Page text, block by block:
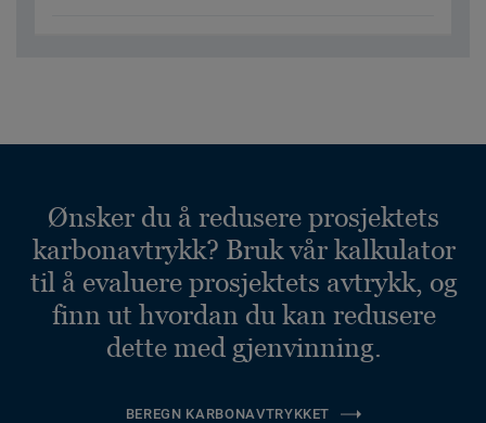
Ønsker du å redusere prosjektets
karbonavtrykk? Bruk vår kalkulator
til å evaluere prosjektets avtrykk, og
finn ut hvordan du kan redusere
dette med gjenvinning.
BEREGN KARBONAVTRYKKET